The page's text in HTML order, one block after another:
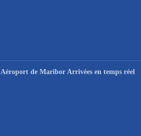
Aéroport de Maribor Arrivées en temps réel